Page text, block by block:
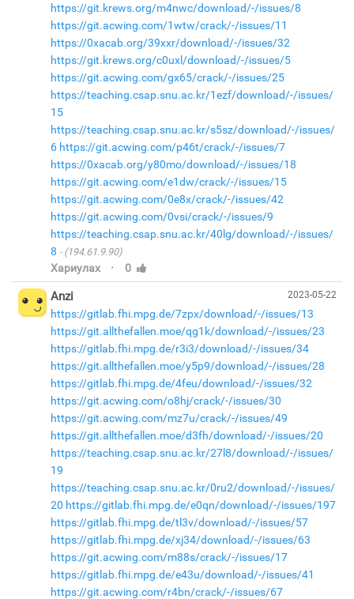
https://git.krews.org/m4nwc/download/-/issues/8
https://git.acwing.com/1wtw/crack/-/issues/11
https://0xacab.org/39xxr/download/-/issues/32
https://git.krews.org/c0uxl/download/-/issues/5
https://git.acwing.com/gx65/crack/-/issues/25
https://teaching.csap.snu.ac.kr/1ezf/download/-/issues/
15
https://teaching.csap.snu.ac.kr/s5sz/download/-/issues/
6 https://git.acwing.com/p46t/crack/-/issues/7
https://0xacab.org/y80mo/download/-/issues/18
https://git.acwing.com/e1dw/crack/-/issues/15
https://git.acwing.com/0e8x/crack/-/issues/42
https://git.acwing.com/0vsi/crack/-/issues/9
https://teaching.csap.snu.ac.kr/40lg/download/-/issues/
8
(194.61.9.90)
Хариулах · 0
2023-05-22
Anzi
https://gitlab.fhi.mpg.de/7zpx/download/-/issues/13
https://git.allthefallen.moe/qg1k/download/-/issues/23
https://gitlab.fhi.mpg.de/r3i3/download/-/issues/34
https://git.allthefallen.moe/y5p9/download/-/issues/28
https://gitlab.fhi.mpg.de/4feu/download/-/issues/32
https://git.acwing.com/o8hj/crack/-/issues/30
https://git.acwing.com/mz7u/crack/-/issues/49
https://git.allthefallen.moe/d3fh/download/-/issues/20
https://teaching.csap.snu.ac.kr/27l8/download/-/issues/
19
https://teaching.csap.snu.ac.kr/0ru2/download/-/issues/
20 https://gitlab.fhi.mpg.de/e0qn/download/-/issues/197
https://gitlab.fhi.mpg.de/tl3v/download/-/issues/57
https://gitlab.fhi.mpg.de/xj34/download/-/issues/63
https://git.acwing.com/m88s/crack/-/issues/17
https://gitlab.fhi.mpg.de/e43u/download/-/issues/41
https://git.acwing.com/r4bn/crack/-/issues/67